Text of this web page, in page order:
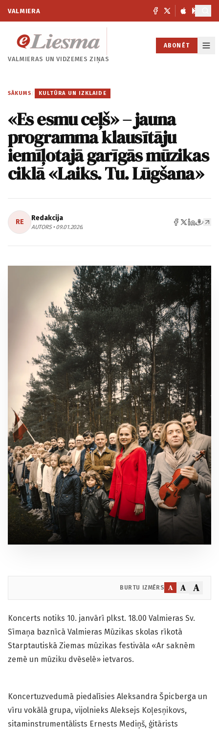
VALMIERA
VALMIERAS UNVIDZEMES ZIŅAS
ABONĒT
SĀKUMS / KULTŪRA UN IZKLAIDE
«Es esmu ceļš» – jauna
programma klausītāju
iemīļotajā garīgās mūzikas
ciklā «Laiks. Tu. Lūgšana»
RE Redakcija
AUTORS • 09.01.2026.
BURTU IZMĒRS A A A
Koncerts notiks 10. janvārī plkst. 18.00 Valmieras Sv.
Sīmaņa baznīcā Valmieras Mūzikas skolas rīkotā
Starptautiskā Ziemas mūzikas festivāla «Ar saknēm
zemē un mūziku dvēselē» ietvaros.
Koncertuzvedumā piedalīsies Aleksandra Špicberga un
vīru vokālā grupa, vijolnieks Aleksejs Koļesņikovs,
sitaminstrumentālists Ernests Mediņš, ģitārists